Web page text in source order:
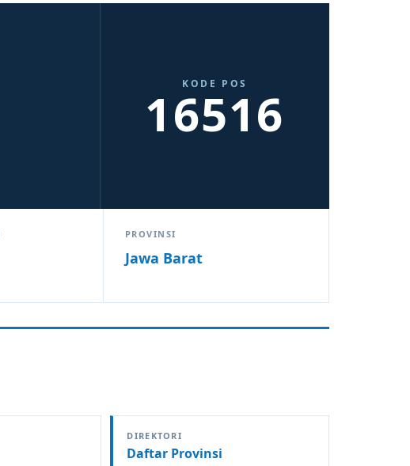
KODE POS
16516
PROVINSI
Jawa Barat
DIREKTORI
Daftar Provinsi